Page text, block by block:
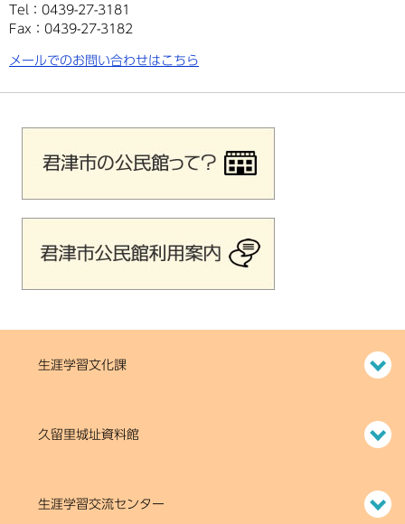
生涯学習文化課
久留里城址資料館
生涯学習交流センター
Tel：0439-27-3181
Fax：0439-27-3182
メールでのお問い合わせはこちら